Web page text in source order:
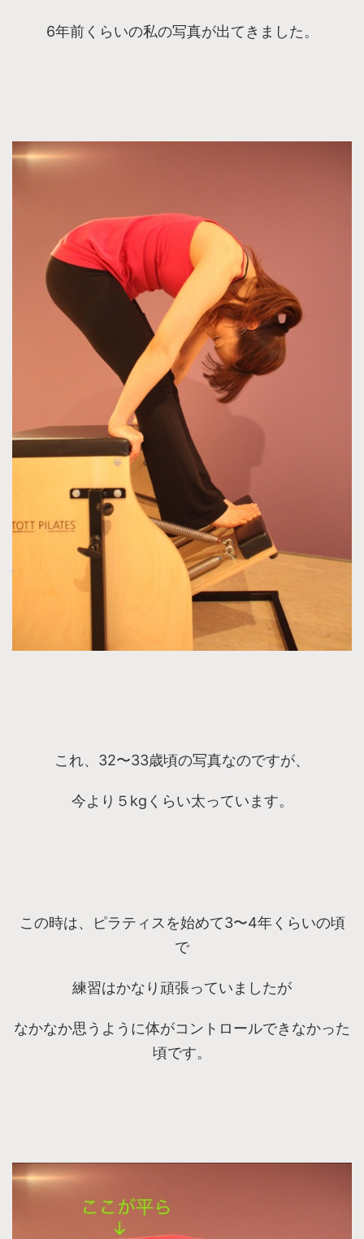
6年前くらいの私の写真が出てきました。
これ、32〜33歳頃の写真なのですが、
今より５kgくらい太っています。
この時は、ピラティスを始めて3〜4年くらいの頃
で
練習はかなり頑張っていましたが
なかなか思うように体がコントロールできなかった
頃です。